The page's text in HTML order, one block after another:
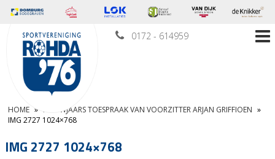
0172 - 614959
HOME » NIEUWJAARS TOESPRAAK VAN VOORZITTER ARJAN GRIFFIOEN »
IMG 2727 1024×768
IMG 2727 1024×768